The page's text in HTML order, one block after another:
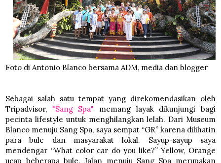
Foto di Antonio Blanco bersama ADM, media dan blogger
Sebagai salah satu tempat yang direkomendasikan oleh
Tripadvisor, "Sang Spa"
memang layak dikunjungi bagi
pecinta lifestyle untuk menghilangkan lelah. Dari Museum
Blanco menuju Sang Spa, saya sempat “GR” karena dilihatin
para bule dan masyarakat lokal. Sayup-sayup saya
mendengar “What color car do you like?” Yellow, Orange
ucap beberapa bule. Jalan menuju Sang Spa merupakan